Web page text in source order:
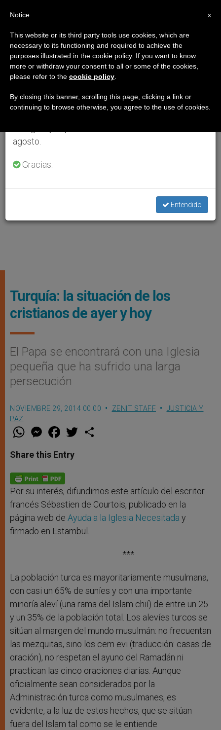
Turquía: la situación de los
cristianos de ayer y hoy
El Papa se encontrará con una Iglesia
pequeña que ha sufrido una larga
persecución
NOVIEMBRE 29, 2014 00:00 ZENIT STAFF
JUSTICIA Y
PAZ
W
t
s
p
p
M
e
s
e
g
e
r
F
a
e
b
o
k
w
Share this Entry
Por su interés, difundimos este artículo del escritor
francés Sébastien de Courtois, publicado en la
página web de Ayuda a la Iglesia Necesitada y
firmado en Estambul.
***
La población turca es mayoritariamente musulmana,
con casi un 65% de suníes y con una importante
minoría aleví (una rama del Islam chií) de entre un 25
y un 35% de la población total. Los alevíes turcos se
sitúan al margen del mundo musulmán: no frecuentan
las mezquitas, sino los cem evi (traducción: casas de
oración), no respetan el ayuno del Ramadán ni
practican las cinco oraciones diarias. Aunque
oficialmente sean considerados por la
Administración turca como musulmanes, es
evidente, a la luz de estos hechos, que se sitúan
fuera del Islam tal como se le entiende
×
Aviso importante
Del 27 de julio al 7 de agosto haremos la pausa
anual, aprovechando que en el periodo de verano
se generan menos informaciones y también el
agosto.
Gracias.
Entendido
x
Notice
This website or its third party tools use cookies, which are
necessary to its functioning and required to achieve the
purposes illustrated in the cookie policy. If you want to know
more or withdraw your consent to all or some of the cookies,
please refer to the cookie policy
By closing this banner, scrolling this page, clicking a link or
continuing to browse otherwise, you agree to the use of cookies.